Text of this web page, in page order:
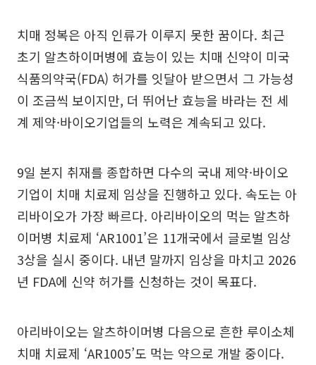
치매 정복은 아직 인류가 이루지 못한 꿈이다. 최근
초기 알츠하이머병에 효능이 있는 치매 신약이 미국
식품의약국(FDA) 허가를 잇달아 받으면서 그 가능성
이 조금씩 보이지만, 더 뛰어난 효능을 바라는 전 세
계 제약·바이오기업들의 노력은 계속되고 있다.
9일 본지 취재를 종합하면 다수의 국내 제약·바이오
기업이 치매 치료제 임상을 진행하고 있다. 속도는 아
리바이오가 가장 빠르다. 아리바이오의 먹는 알츠하
이머병 치료제 ‘AR1001’은 11개국에서 글로벌 임상
3상을 실시 중이다. 내년 말까지 임상을 마치고 2026
년 FDA에 신약 허가를 신청하는 것이 목표다.
아리바이오는 알츠하이머병 다음으로 흔한 루이소체
치매 치료제 ‘AR1005’도 먹는 약으로 개발 중이다.